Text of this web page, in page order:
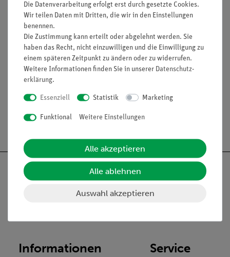
Artikel-Nr.:P1420500
Dichtebestimmung
fester Körper mit
gleicher Masse und
unterschiedlichem
Volumen -
111,00 €
4 5 6
Nach oben
Informationen Service
Die Datenverarbeitung erfolgt erst durch gesetzte Cookies.
Wir teilen Daten mit Dritten, die wir in den Einstellungen
benennen.
Die Zustimmung kann erteilt oder abgelehnt werden. Sie
haben das Recht, nicht einzuwilligen und die Einwilligung zu
einem späteren Zeitpunkt zu ändern oder zu widerrufen.
Weitere Informationen finden Sie in unserer Daten­schutz­
erklärung.
Essenziell Statistik Marketing
Funktional Weitere Einstellungen
Alle akzeptieren
Alle ablehnen
Auswahl akzeptieren